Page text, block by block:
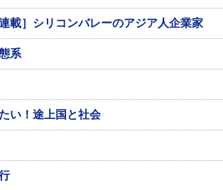
載］シリコンバレーのアジア人企業家
系
い！途上国と社会